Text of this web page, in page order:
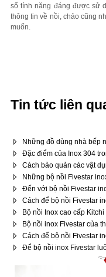
số tính năng đáng được sử
thông tin về nồi, chảo cũng
muốn.
Tin tức liên
Những đồ dùng nhà bếp
Đặc điểm của Inox 304
Cách bảo quản các vật
Những bộ nồi Fivestar
Đến với bộ nồi Fivestar
Cách để bộ nồi Fivestar
Bộ nồi Inox cao cấp
Bộ nồi inox Fivestar của
Cách để bộ nồi Fivestar
Để bộ nồi inox Fivestar